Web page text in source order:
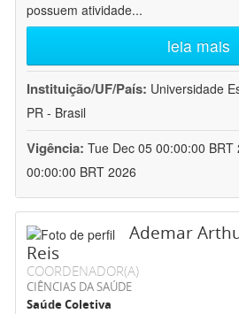
possuem atividade...
leia mais
Instituição/UF/País: Universidade
PR - Brasil
Vigência: Tue Dec 05 00:00:00 BRT
00:00:00 BRT 2026
Ademar
Reis
COORDENADOR(A)
CIÊNCIAS DA SAÚDE
Saúde Coletiva